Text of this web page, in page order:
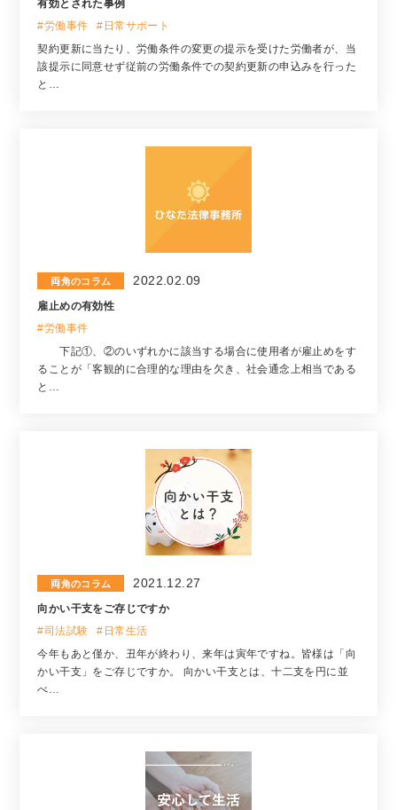
有効とされた事例
#労働事件
#日常サポート
契約更新に当たり、労働条件の変更の提示を受けた労働者が、当
該提示に同意せず従前の労働条件での契約更新の申込みを行った
と…
両角のコラム 2022.02.09
雇止めの有効性
#労働事件
下記①、②のいずれかに該当する場合に使用者が雇止めをす
ることが「客観的に合理的な理由を欠き、社会通念上相当である
と…
両角のコラム 2021.12.27
向かい干支をご存じですか
#司法試験
#日常生活
今年もあと僅か、丑年が終わり、来年は寅年ですね。皆様は「向
かい干支」をご存じですか。 向かい干支とは、十二支を円に並
べ…